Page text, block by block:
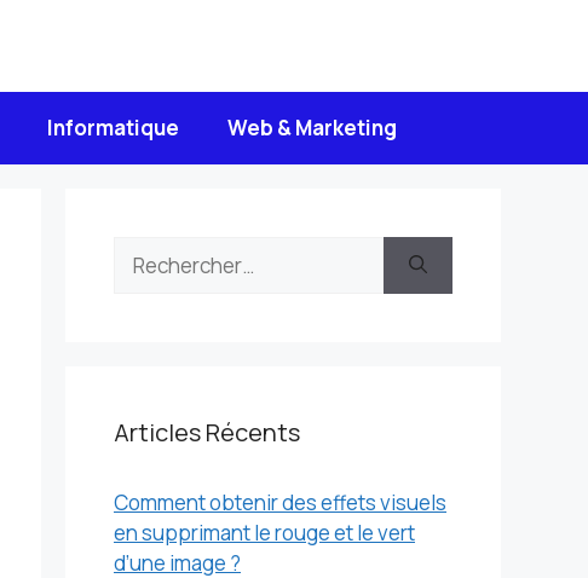
Informatique Web & Marketing
Rechercher :
Articles Récents
Comment obtenir des effets visuels
en supprimant le rouge et le vert
d’une image ?